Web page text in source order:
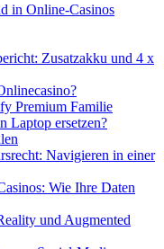
in Online-Casinos
Zusatzakku und 4 x
Premium Familie
Laptop ersetzen?
Navigieren in einer
Wie Ihre Daten
und Augmented